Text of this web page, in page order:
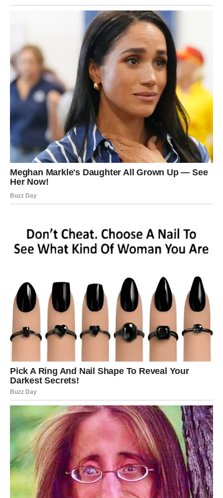
I shvatićete da se stvari razvijaju mnogo bolje nego što
DRUŠTVENI ŽIVOT DONOSI
NAJVIŠE SREĆE
Vi ste znak koji voli slobodu, ljude i nova iskustva.
Zato nije slučajno što upravo kroz druženja dolazi najveća
radost.
Mogući su neočekivani susreti.
Pozivi.
I događaji koji vam popravljaju raspoloženje.
Zvijezde pokazuju da upravo tamo dolazi najviše
pozitivne energije.
NOVAC I NOVE IDEJE
Jedan razgovor mogao bi vam otvoriti zanimljivu
mogućnost za budućnost.
Možda ćete čuti korisnu informaciju.
Možda ćete dobiti prijedlog koji vrijedi razmotriti.
Možda ćete dobiti inspiraciju za nešto što kasnije donosi
uspjeh.